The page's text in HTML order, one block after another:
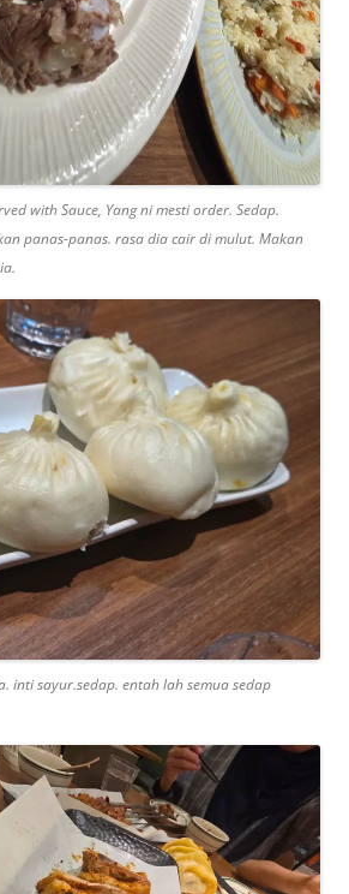
with Sauce, Yang ni mesti order. Sedap.
panas-panas. rasa dia cair di mulut. Makan
inti sayur.sedap. entah lah semua sedap